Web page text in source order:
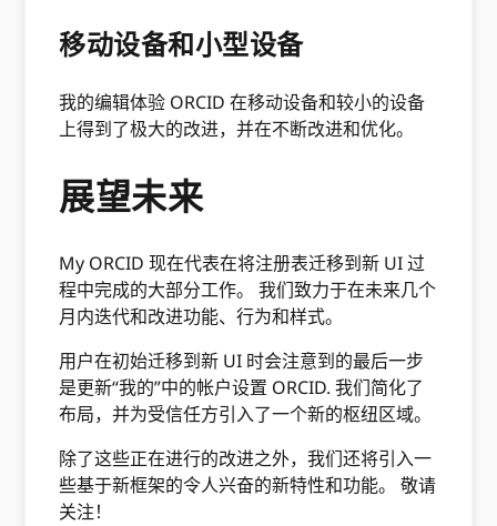
移动设备和小型设备
我的编辑体验 ORCID 在移动设备和较小的设备
上得到了极大的改进，并在不断改进和优化。
展望未来
My ORCID 现在代表在将注册表迁移到新 UI 过
程中完成的大部分工作。 我们致力于在未来几个
月内迭代和改进功能、行为和样式。
用户在初始迁移到新 UI 时会注意到的最后一步
是更新“我的”中的帐户设置 ORCID. 我们简化了
布局，并为受信任方引入了一个新的枢纽区域。
除了这些正在进行的改进之外，我们还将引入一
些基于新框架的令人兴奋的新特性和功能。 敬请
关注！